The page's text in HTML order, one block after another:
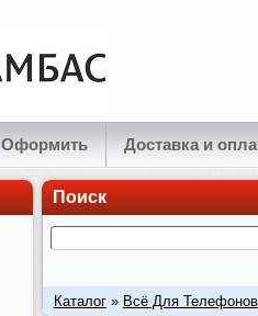
Оформить Доставка и
Поиск
Каталог» Всё Для Телефонов